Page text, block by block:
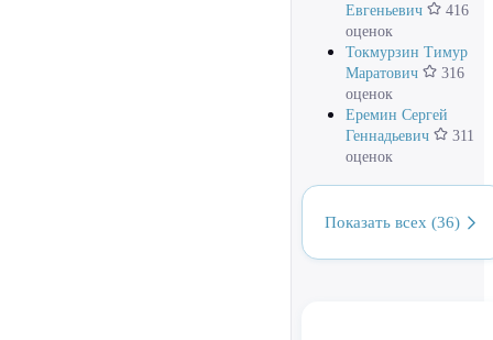
Евгеньевич
416
оценок
Токмурзин Тимур
Маратович
316
оценок
Еремин Сергей
Геннадьевич
311
оценок
Показать всех (36)